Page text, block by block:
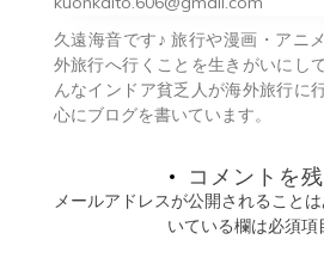
ョ
ン
久遠海音です♪ 旅行や漫画・アニ
外旅行へ行くことを生きがいにし
んなインドア貧乏人が海外旅行に
心にブログを書いています。
コメントを
メールアドレスが公開されることは
いている欄は必須項